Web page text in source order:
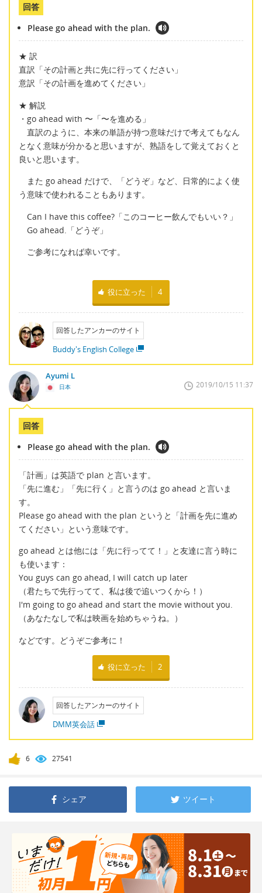
回答
Please go ahead with the plan.
★ 訳
直訳「その計画と共に先に行ってください」
意訳「その計画を進めてください」
★ 解説
・go ahead with 〜「〜を進める」
直訳のように、本来の単語が持つ意味だけで考えてもなん
となく意味が分かると思いますが、熟語をして覚えておくと
良いと思います。
また go ahead だけで、「どうぞ」など、日常的によく使
う意味で使われることもあります。
Can I have this coffee?「このコーヒー飲んでもいい？」
Go ahead.「どうぞ」
ご参考になれば幸いです。
役に立った 4
回答したアンカーのサイト
Buddy's English College
Ayumi L
日本 2019/10/15 11:37
回答
Please go ahead with the plan.
「計画」は英語で plan と言います。
「先に進む」「先に行く」と言うのは go ahead と言いま
す。
Please go ahead with the plan というと「計画を先に進め
てください」という意味です。
go ahead とは他には「先に行ってて！」と友達に言う時に
も使います：
You guys can go ahead, I will catch up later
（君たちで先行ってて、私は後で追いつくから！）
I'm going to go ahead and start the movie without you.
（あなたなしで私は映画を始めちゃうね。）
などです。どうぞご参考に！
役に立った 2
回答したアンカーのサイト
DMM英会話
6 27541
シェア ツイート